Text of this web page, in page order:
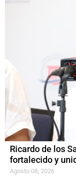
Ricardo de los
fortalecido y
Agosto 08, 2026